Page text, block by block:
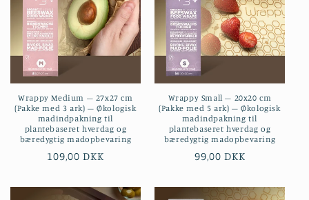
Wrappy Medium – 27x27 cm
(Pakke med 3 ark) – Økologisk
madindpakning til
plantebaseret hverdag og
bæredygtig madopbevaring
Normalpris
109,00 DKK
Wrappy Small – 20x20 cm
(Pakke med 5 ark) – Økologisk
madindpakning til
plantebaseret hverdag og
bæredygtig madopbevaring
Normalpris
99,00 DKK